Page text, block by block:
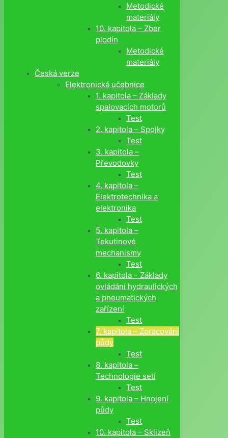
Metodické
materiály
10. kapitola – Zber
plodín
Metodické
materiály
Česká verze
Elektronická učebnice
1. kapitola – Základy
spalovacích motorů
Test
2. kapitola – Spojky
Test
3. kapitola –
Převodovky
Test
4. kapitola –
Elektrotechnika a
elektronika
Test
5. kapitola –
Tekutinové
mechanismy
Test
6. kapitola – Základy
ovládání hydraulických
a pneumatických
zařízení
Test
7. kapitola – Zpracování
půdy
Test
8. kapitola –
Technologie setí
Test
9. kapitola – Hnojení
půdy
Test
10. kapitola – Sklizeň